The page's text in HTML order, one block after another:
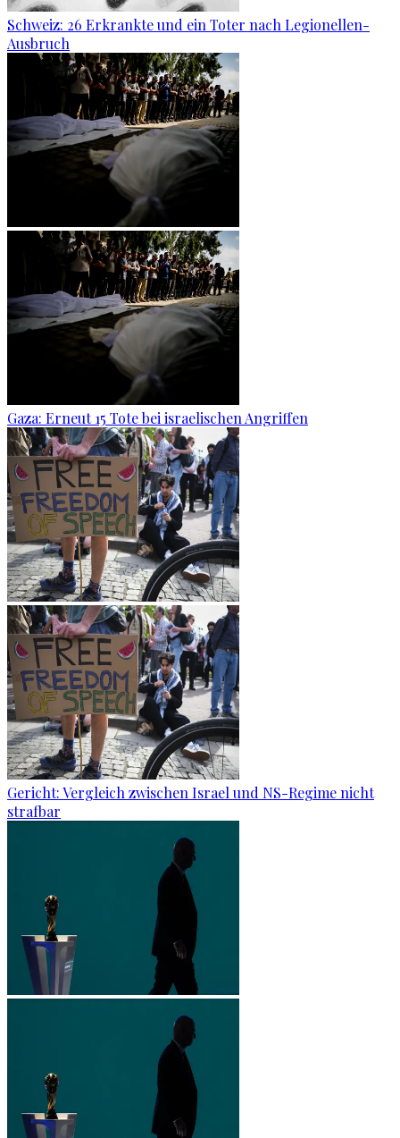
Schweiz: 26 Erkrankte und ein Toter nach Legionellen-
Ausbruch
Gaza: Erneut 15 Tote bei israelischen Angriffen
Gericht: Ver­gleich zwi­schen Is­ra­el und NS-Re­gime nicht
straf­bar